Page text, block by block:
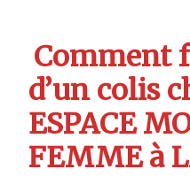
Comment
d’un colis
ESPACE
FEMME à